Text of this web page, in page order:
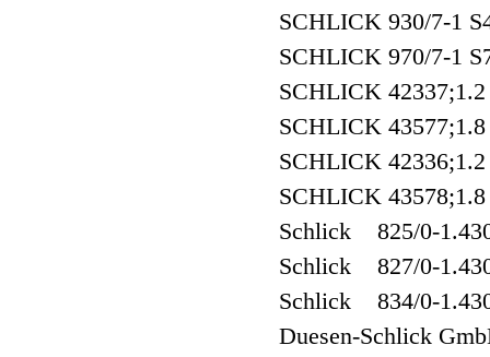
SCHLICK 930/7-1
SCHLICK 970/7-1
SCHLICK
SCHLICK
SCHLICK
SCHLICK
Schlick 825/0-
Schlick 827/0-
Schlick 834/0-
Duesen-Schlick